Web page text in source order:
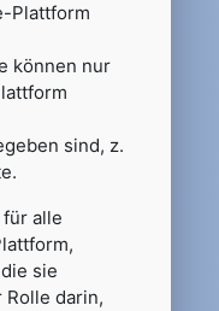
Plattform
können nur
sind, z.
alle
sie
darin,